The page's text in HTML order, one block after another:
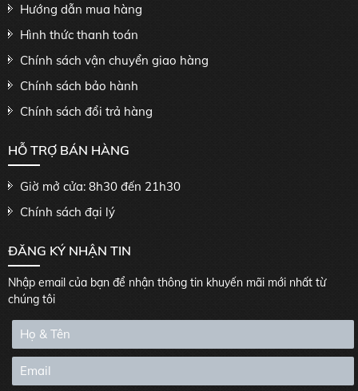
Hướng dẫn mua hàng
Hình thức thanh toán
Chính sách vận chuyển giao hàng
Chính sách bảo hành
Chính sách đổi trả hàng
HỖ TRỢ BÁN HÀNG
Giờ mở cửa: 8h30 đến 21h30
Chính sách đại lý
ĐĂNG KÝ NHẬN TIN
Nhập email của bạn để nhận thông tin khuyến mãi mới nhất từ
chúng tôi